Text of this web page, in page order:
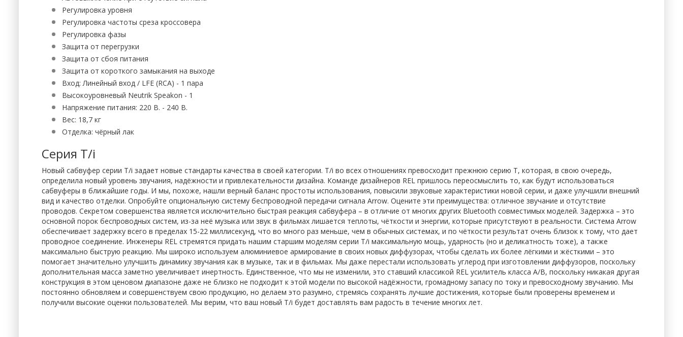
Регулировка уровня
Регулировка частоты среза кроссовера
Регулировка фазы
Защита от перегрузки
Защита от сбоя питания
Защита от короткого замыкания на выходе
Вход: Линейный вход / LFE (RCA) - 1 пара
Высокоуровневый Neutrik Speakon - 1
Напряжение питания: 220 В. - 240 В.
Вес: 18,7 кг
Отделка: чёрный лак
Серия T/i
Новый сабвуфер серии T/i задает новые стандарты качества в своей категории. T/i во всех отношениях превосходит прежнюю серию Т, которая, в свою очередь,
определила новый уровень звучания, надёжности и привлекательности дизайна. Команде дизайнеров REL пришлось переосмыслить то, как будут использоваться
сабвуферы в ближайшие годы. И мы, похоже, нашли верный баланс простоты использования, повысили звуковые характеристики новой серии, и даже улучшили внешний
вид и качество отделки. Опробуйте опциональную систему беспроводной передачи сигнала Arrow. Оцените эти преимущества: отличное звучание и отсутствие
проводов. Секретом совершенства является исключительно быстрая реакция сабвуфера – в отличие от многих других Bluetooth совместимых моделей. Задержка – это
основной порок беспроводных систем, из-за неё музыка или звук в фильмах лишается теплоты, чёткости и энергии, которые присутствуют в реальности. Система Arrow
обеспечивает задержку всего в пределах 15-22 миллисекунд, что во много раз меньше, чем в обычных системах, и по чёткости результат очень близок к тому, что дает
проводное соединение. Инженеры REL стремятся придать нашим старшим моделям серии T/i максимальную мощь, ударность (но и деликатность тоже), а также
максимально быструю реакцию. Мы широко используем алюминиевое армирование в своих новых диффузорах, чтобы сделать их более лёгкими и жёсткими – это
помогает значительно улучшить динамику звучания как в музыке, так и в фильмах. Мы даже перестали использовать углерод при изготовлении диффузоров, поскольку
дополнительная масса заметно увеличивает инертность. Единственное, что мы не изменили, это ставший классикой REL усилитель класса А/В, поскольку никакая другая
конструкция в этом ценовом диапазоне даже не близко не подходит к этой модели по высокой надёжности, громадному запасу по току и превосходному звучанию. Мы
постоянно обновляем и совершенствуем свою продукцию, но делаем это разумно, стремясь сохранять лучшие достижения, которые были проверены временем и
получили высокие оценки пользователей. Мы верим, что ваш новый T/i будет доставлять вам радость в течение многих лет.